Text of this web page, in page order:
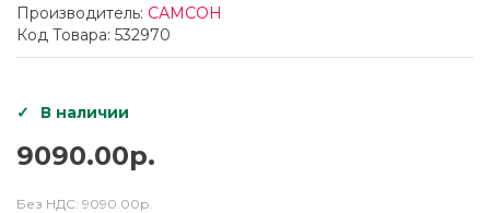
Производитель: САМСОН
Код Товара: 532970
В наличии
9090.00р.
Без НДС: 9090.00р.